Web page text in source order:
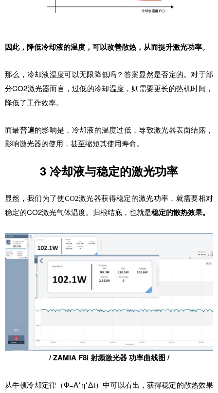
因此，降低冷却液的温度，可以改善散热，从而提升激光功率。
那么，冷却液温度可以无限降低吗？答案显然是否定的。对于部
分CO2激光器而言，过低的冷却温度，则需要更长的热机时间，
降低了工作效率。
而最普遍的影响是，冷却液的温度过低，导致激光器表面结露，
影响激光器的使用，甚至缩短其使用寿命。
3 冷却液与稳定的激光功率
显然，我们为了使CO2激光器获得稳定的激光功率，就需要相对
稳定的CO2激光气体温度。归根结底，也就是稳定的散热效果。
/ ZAMIA F8i 射频激光器 功率曲线图 /
从牛顿冷却定律（Ф=Α*η*Δt）中可以看出，获得稳定的散热效果